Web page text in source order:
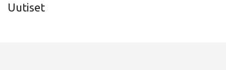
Uutiset